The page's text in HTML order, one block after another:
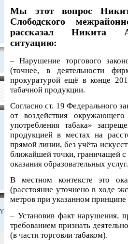
Мы этот вопрос
Слободского
рассказал Никита
ситуацию:
– Нарушение торгового
(точнее, в деятельности
прокуратурой ещё в конце
табачной продукции.
Согласно ст. 19 Федерального
от воздействия
употребления табака»
продукцией в местах на
прямой линии, без учёта
ближайшей точки, граничащей с
оказания образовательных услуг.
В местном контексте это
(расстояние уточнено в ходе
метров при указанном принципе
– Установив факт нарушения,
требованием признать
(в части торговли табаком).